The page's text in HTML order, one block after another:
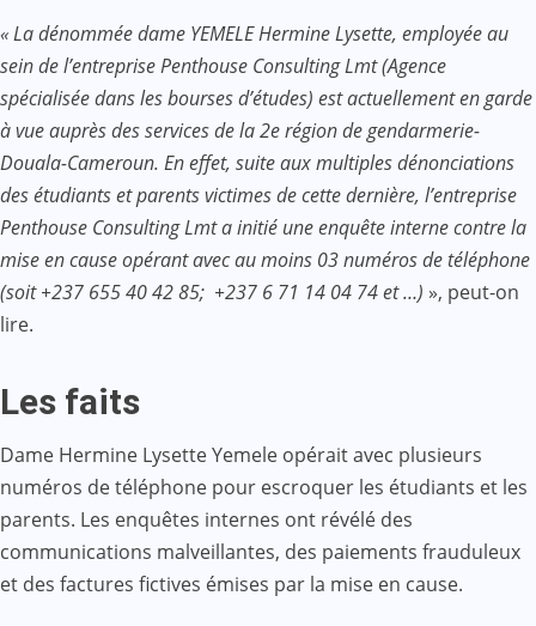
« La dénommée dame YEMELE Hermine Lysette, employée au
sein de l’entreprise Penthouse Consulting Lmt (Agence
spécialisée dans les bourses d’études) est actuellement en garde
à vue auprès des services de la 2e région de gendarmerie-
Douala-Cameroun. En effet, suite aux multiples dénonciations
des étudiants et parents victimes de cette dernière, l’entreprise
Penthouse Consulting Lmt a initié une enquête interne contre la
mise en cause opérant avec au moins 03 numéros de téléphone
(soit +237 655 40 42 85; +237 6 71 14 04 74 et …) », peut-on
lire.
Les faits
Dame Hermine Lysette Yemele opérait avec plusieurs
numéros de téléphone pour escroquer les étudiants et les
parents. Les enquêtes internes ont révélé des
communications malveillantes, des paiements frauduleux
et des factures fictives émises par la mise en cause.